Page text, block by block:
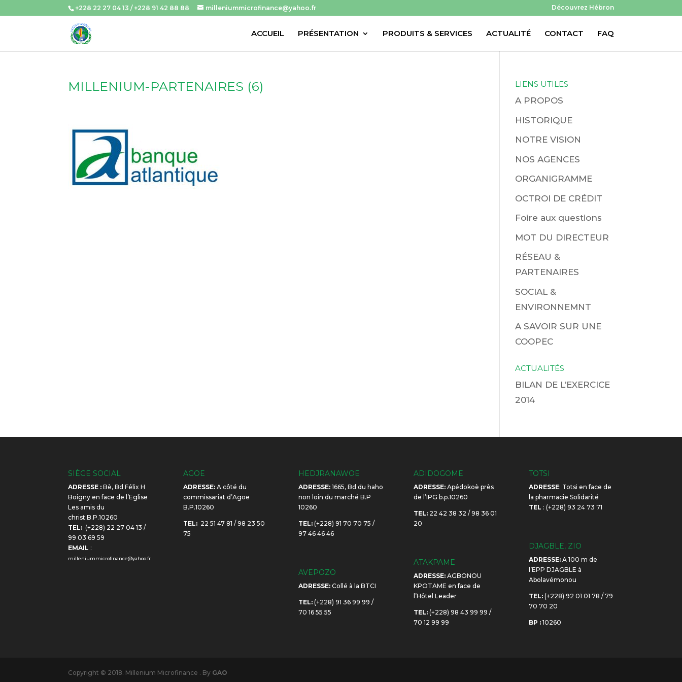
+228 22 27 04 13 / +228 91 42 88 88 milleniummicrofinance@yahoo.fr Découvrez Hébron
ACCUEIL PRÉSENTATION PRODUITS & SERVICES ACTUALITÉ CONTACT FAQ
MILLENIUM-PARTENAIRES (6) LIENS UTILES
A PROPOS
HISTORIQUE
NOTRE VISION
NOS AGENCES
ORGANIGRAMME
OCTROI DE CRÉDIT
Foire aux questions
MOT DU DIRECTEUR
RÉSEAU &
PARTENAIRES
SOCIAL &
ENVIRONNEMNT
A SAVOIR SUR UNE
COOPEC
ACTUALITÉS
BILAN DE L’EXERCICE
2014
SIÈGE SOCIAL
ADRESSE : Bè, Bd Félix H
Boigny en face de l’Eglise
Les amis du
christ.B.P.10260
TEL: (+228) 22 27 04 13 /
99 03 69 59
EMAIL :
milleniummicrofinance@yahoo.fr
AGOE
ADRESSE: A côté du
commissariat d’Agoe
B.P.10260
TEL: 22 51 47 81 / 98 23 50
75
HEDJRANAWOE
ADRESSE: 1665, Bd du haho
non loin du marché B.P
10260
TEL: (+228) 91 70 70 75 /
97 46 46 46
AVEPOZO
ADRESSE: Collé à la BTCI
TEL: (+228) 91 36 99 99 /
70 16 55 55
ADIDOGOME
ADRESSE:Apédokoè près
de l’IPG b.p.10260
TEL:22 42 38 32 / 98 36 01
20
ATAKPAME
ADRESSE:AGBONOU
KPOTAME en face de
l’Hôtel Leader
TEL:(+228) 98 43 99 99 /
70 12 99 99
TOTSI
ADRESSE: Totsi en face de
la pharmacie Solidarité
TEL : (+228) 93 24 73 71
DJAGBLE, ZIO
ADRESSE:A 100 m de
l’EPP DJAGBLE à
Abolavémonou
TEL:(+228) 92 01 01 78 / 79
70 70 20
BP :10260
Copyright © 2018. Millenium Microfinance . By GAO